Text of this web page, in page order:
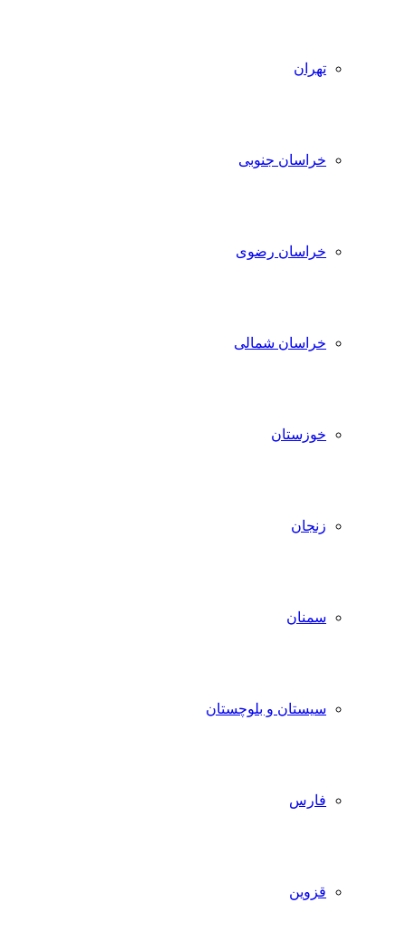
تهران
خراسان جنوبی
خراسان رضوی
خراسان شمالی
خوزستان
زنجان
سمنان
سیستان و بلوچستان
فارس
قزوین